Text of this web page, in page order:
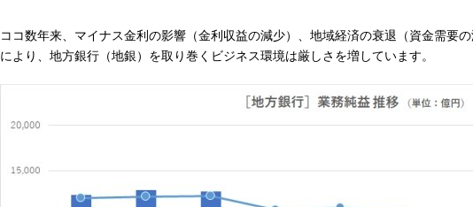
ココ数年来、マイナス金利の影響（金利収益の減少）、地域経済の衰退（資金需要
により、地方銀行（地銀）を取り巻くビジネス環境は厳しさを増しています。